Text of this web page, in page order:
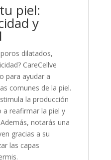
piel:
y
dilatados,
CareCellve
para ayudar a
comunes de la piel.
la producción
a reafirmar la piel y
notarás una
gracias a su
las capas